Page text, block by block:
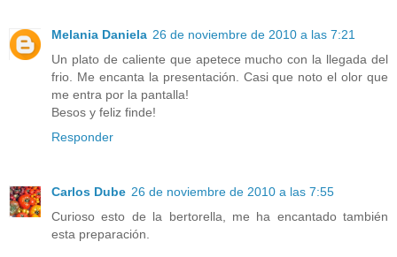
Melania Daniela 26 de noviembre de 2010 a las 7:21
Un plato de caliente que apetece mucho con la llegada del
frio. Me encanta la presentación. Casi que noto el olor que
me entra por la pantalla!
Besos y feliz finde!
Responder
Carlos Dube 26 de noviembre de 2010 a las 7:55
Curioso esto de la bertorella, me ha encantado también
esta preparación.